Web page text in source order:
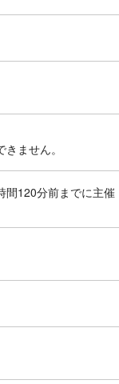
ません。
間120分前までに主催